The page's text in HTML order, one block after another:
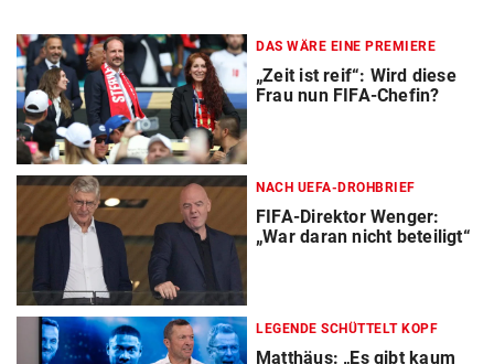
DAS WÄRE EINE PREMIERE
„Zeit ist reif“: Wird diese
Frau nun FIFA-Chefin?
NACH UEFA-DROHBRIEF
FIFA-Direktor Wenger:
„War daran nicht beteiligt“
LEGENDE SCHÜTTELT KOPF
Matthäus: „Es gibt kaum